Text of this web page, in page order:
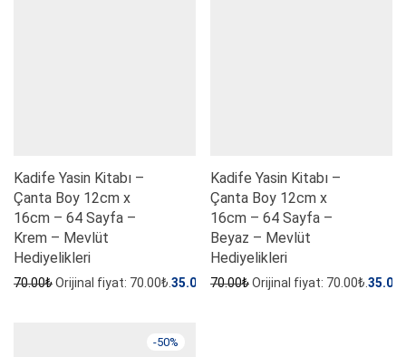
Kadife Yasin Kitabı –
Çanta Boy 12cm x
16cm – 64 Sayfa –
Krem – Mevlüt
Hediyelikleri
70.00₺Orijinal fiyat: 70.00₺. 35.00 ₺Şu andaki fiyat: 35.00₺.
Kadife Yasin Kitabı –
Çanta Boy 12cm x
16cm – 64 Sayfa –
Beyaz – Mevlüt
Hediyelikleri
70.00₺Orijinal fiyat: 70.00₺. 35.00
-50%